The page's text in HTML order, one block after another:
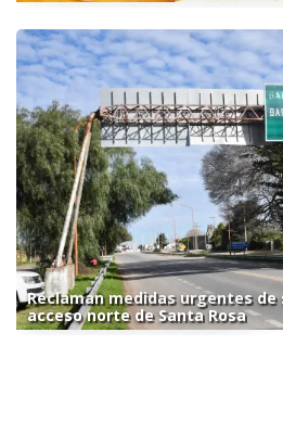
Reclaman medidas urgentes
acceso norte de Santa Rosa